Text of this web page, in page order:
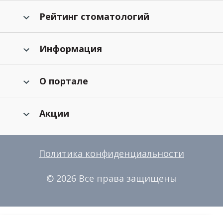
Рейтинг стоматологий
Информация
О портале
Акции
Политика конфиденциальности
© 2026 Все права защищены